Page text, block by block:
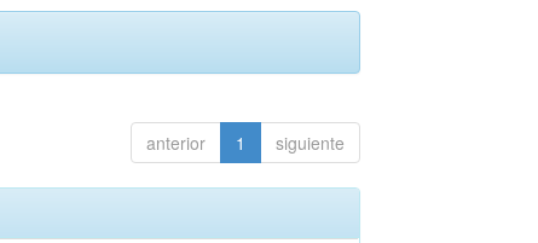
anterior 1 siguiente